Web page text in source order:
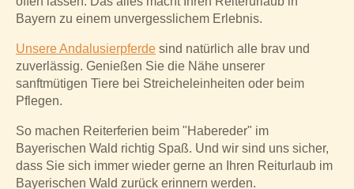
Bayern zu einem unvergesslichem Erlebnis.
Unsere Andalusierpferde sind natürlich alle brav und
zuverlässig. Genießen Sie die Nähe unserer
sanftmütigen Tiere bei Streicheleinheiten oder beim
Pflegen.
So machen Reiterferien beim "Habereder" im
Bayerischen Wald richtig Spaß. Und wir sind uns sicher,
dass Sie sich immer wieder gerne an Ihren Reiturlaub im
Bayerischen Wald zurück erinnern werden.